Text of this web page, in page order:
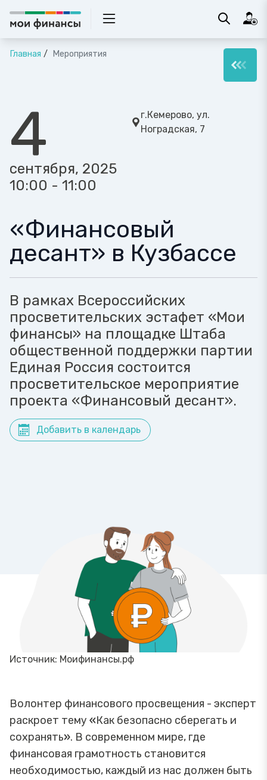
Главная Мероприятия
4
сентября, 2025
10:00 - 11:00
г.Кемерово, ул.
Ноградская, 7
«Финансовый
десант» в Кузбассе
В рамках Всероссийских
просветительских эстафет «Мои
финансы» на площадке Штаба
общественной поддержки партии
Единая Россия состоится
просветительское мероприятие
проекта «Финансовый десант».
Добавить в календарь
Источник: Моифинансы.рф
Волонтер финансового просвещения - эксперт
раскроет тему «Как безопасно сберегать и
сохранять». В современном мире, где
финансовая грамотность становится
необходимостью, каждый из нас должен быть